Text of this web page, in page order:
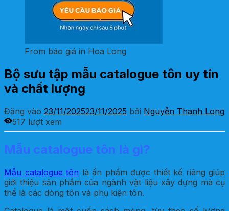
From báo giá in Hoa Long
Bộ sưu tập mẫu catalogue tôn uy tín
và chất lượng
Đăng vào 23/11/202523/11/2025 bởi Nguyễn Thanh Long
517 lượt xem
Mẫu catalogue tôn là gì?
Mẫu catalogue tôn là ấn phẩm được thiết kế riêng giúp
giới thiệu sản phẩm của ngành vật liệu xây dựng mà cụ
thể là các dòng tôn và phụ kiện tôn.